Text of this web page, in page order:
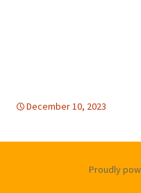
December 10, 2023
Proudly